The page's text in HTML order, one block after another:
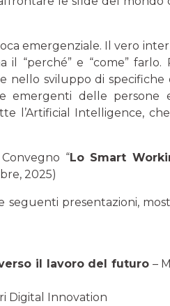
emergenziale. Il vero
il “perché” e “come” farlo.
nello sviluppo di specifiche
emergenti delle persone
l’Artificial Intelligence,
“Lo Smart
2025)
seguenti presentazioni,
il lavoro del futuro–
Digital Innovation